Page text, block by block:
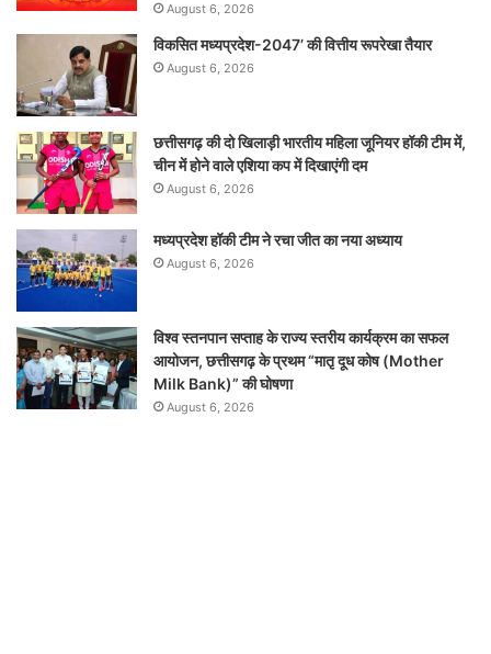
August 6, 2026
विकसित मध्यप्रदेश-2047’ की वित्तीय रूपरेखा तैयार
August 6, 2026
छत्तीसगढ़ की दो खिलाड़ी भारतीय महिला जूनियर हॉकी टीम में,
चीन में होने वाले एशिया कप में दिखाएंगी दम
August 6, 2026
मध्यप्रदेश हॉकी टीम ने रचा जीत का नया अध्याय
August 6, 2026
विश्व स्तनपान सप्ताह के राज्य स्तरीय कार्यक्रम का सफल
आयोजन, छत्तीसगढ़ के प्रथम “मातृ दूध कोष (Mother
Milk Bank)” की घोषणा
August 6, 2026